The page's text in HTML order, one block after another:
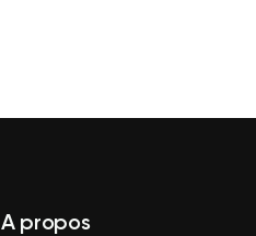
A propos